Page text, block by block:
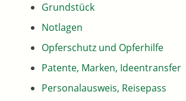
Grundstück
Notlagen
Opferschutz und Opferhilfe
Patente, Marken, Ideentransfer
Personalausweis, Reisepass